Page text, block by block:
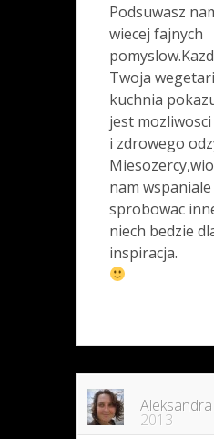
Podsuwasz
wiecej fajnych
Twoja
kuchnia
jest
i zdrowego
nam
sprobowac
niech bedzie
inspiracja.
2013